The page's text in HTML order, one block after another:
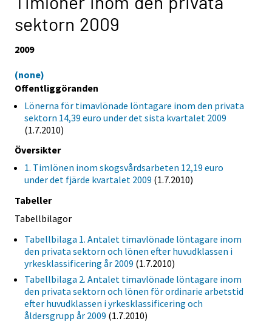
sektorn 2009
2009
(none)
Offentliggöranden
Lönerna för timavlönade löntagare inom den privata
sektorn 14,39 euro under det sista kvartalet 2009
(1.7.2010)
Översikter
1. Timlönen inom skogsvårdsarbeten 12,19 euro
under det fjärde kvartalet 2009 (1.7.2010)
Tabeller
Tabellbilagor
Tabellbilaga 1. Antalet timavlönade löntagare inom
den privata sektorn och lönen efter huvudklassen i
yrkesklassificering år 2009 (1.7.2010)
Tabellbilaga 2. Antalet timavlönade löntagare inom
den privata sektorn och lönen för ordinarie arbetstid
efter huvudklassen i yrkesklassificering och
åldersgrupp år 2009 (1.7.2010)